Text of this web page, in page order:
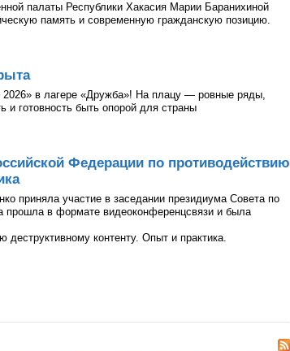
палаты Республики Хакасия Марии Баранихиной
память и современную гражданскую позицию.
в лагере «Дружба»! На плацу — ровные ряды,
готовность быть опорой для страны
Федерации по противодействию
приняла участие в заседании президиума Совета по
в формате видеоконференцсвязи и была
контенту. Опыт и практика.